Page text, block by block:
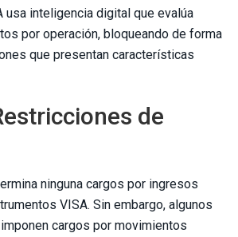
usa inteligencia digital que evalúa
por operación, bloqueando de forma
que presentan características
de
ninguna cargos por ingresos
VISA. Sin embargo, algunos
cargos por movimientos